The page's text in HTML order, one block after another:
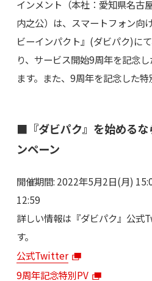
インメント（本社：愛知県名古
内之公）は、スマートフォン向
ビーインパクト』(ダビパク)に
り、サービス開始9周年を記念
ます。また、9周年を記念した特
■『ダビパク』を始めるな
ンペーン
開催期間: 2022年5月2日(月)
12:59
詳しい情報は『ダビパク』公
す。
公式Twitter
9周年記念特別PV